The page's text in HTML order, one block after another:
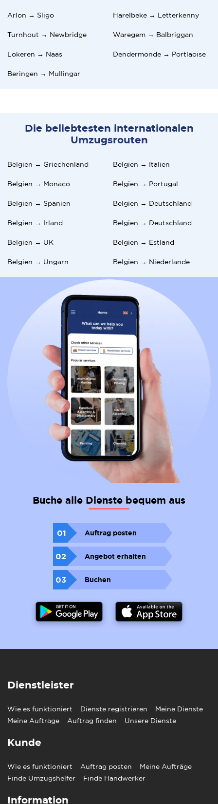
Arlon → Sligo Harelbeke → Letterkenny
Turnhout → Newbridge Waregem → Balbriggan
Lokeren → Naas Dendermonde → Portlaoise
Beringen → Mullingar
Die beliebtesten internationalen
Umzugsrouten
Belgien → Griechenland Belgien → Italien
Belgien → Monaco Belgien → Portugal
Belgien → Spanien Belgien → Deutschland
Belgien → Irland Belgien → Deutschland
Belgien → UK Belgien → Estland
Belgien → Ungarn Belgien → Niederlande
Buche alle Dienste bequem aus
01 Auftrag posten
02 Angebot erhalten
03 Buchen
Dienstleister
Wie es funktioniert Dienste registrieren
Meine Dienste
Meine Aufträge
Auftrag finden Unsere Dienste
Kunde
Wie es funktioniert Auftrag posten
Meine Aufträge
Finde Umzugshelfer
Finde Handwerker
Information